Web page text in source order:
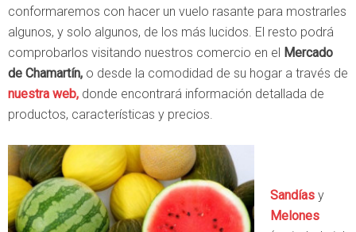
conformaremos con hacer un vuelo rasante para mostrarles
algunos, y solo algunos, de los más lucidos. El resto podrá
comprobarlos visitando nuestros comercio en el Mercado
de Chamartín, o desde la comodidad de su hogar a través de
nuestra web, donde encontrará información detallada de
productos, características y precios.
Sandías y
Melones